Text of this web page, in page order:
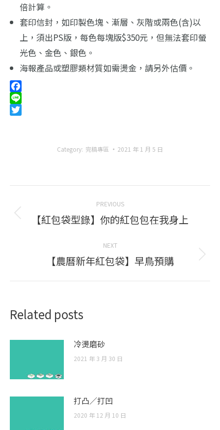
倍計算。
套印信封，如印製色塊、漸層、灰階或兩色(含)以
上，須出PS版，每色每塊版$350元，但無法套印螢
光色、金色、銀色。
海報產品或塑膠類材質如需燙金，請另外估價。
Facebook
Line
Category: 完稿專區 2021 年 1 月 5 日
navigation
PREVIOUS
Previous
【紅包袋型錄】你的紅包包在我身上
NEXT
Next
【農曆新年紅包袋】早鳥預購
Related posts
冷燙磨砂
2021 年 3 月 30 日
打凸／打凹
2020 年 12 月 10 日